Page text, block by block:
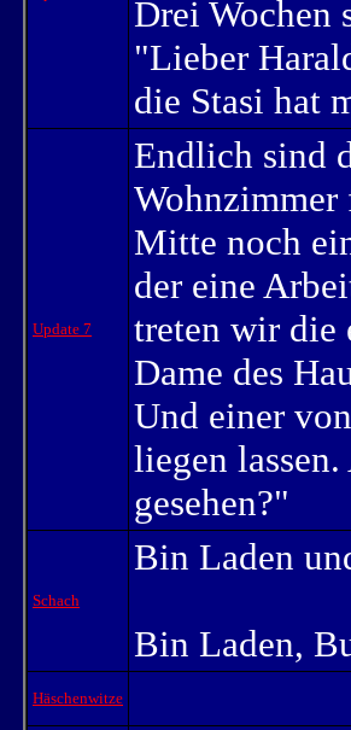
Drei Wochen
"Lieber
die Stasi hat
Update 7
Endlich sind
Wohnzimmer
Mitte noch
der eine
treten wir die
Dame des
Und einer
liegen
gesehen?"
Schach
Bin Laden
Bin Laden,
Häschenwitze